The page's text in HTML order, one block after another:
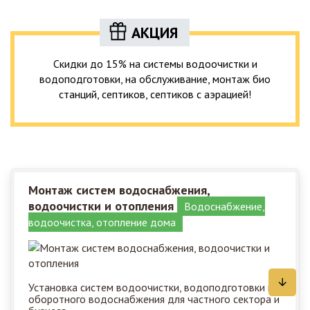
АКЦИЯ
Скидки до 15% на системы водоочистки и
водоподготовки, на обслуживание, монтаж био
станций, септиков, септиков с аэрацией!
Монтаж систем водоснабжения,
водоочистки и отопления
Водоснабжение,
водоочистка, отопление дома
Установка систем водоочистки, водоподготовки и
оборотного водоснабжения для частного сектора и